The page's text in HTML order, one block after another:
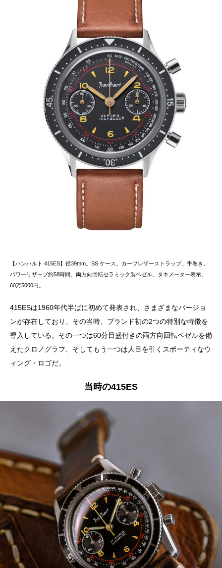
【ハンハルト 415ES】径39mm。SS ケース。カーフレザーストラップ。手巻き。
パワーリザーブ約58時間。両方向回転セラミック製ベゼル。タキメーター表示。
60万5000円。
415ESは1960年代半ばに初めて発表され、さまざまなバージョ
ンが存在しており、その当時、ブランド初の2つの特別な特徴を
導入している。その一つは60分目盛付きの両方向回転ベゼルを備
えたクロノグラフ、そしてもう一つは人目を引くスポーティなウ
ィング・ロゴだ。
当時の415ES